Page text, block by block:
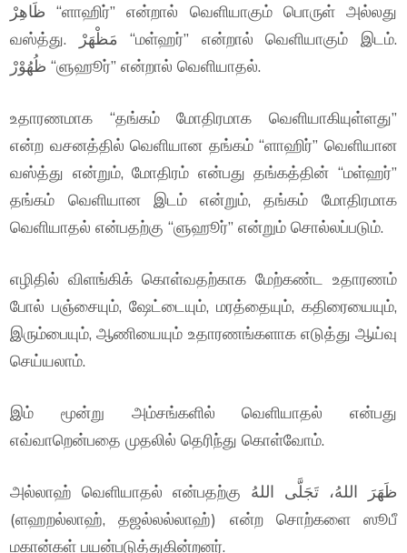
ظَاهِرْ “ளாஹிர்” என்றால் வெளியாகும் பொருள் அல்லது
வஸ்த்து. مَظْهَرْ “மள்ஹர்” என்றால் வெளியாகும் இடம்.
ظُهُوْرْ “ளுஹூர்” என்றால் வெளியாதல்.
உதாரணமாக “தங்கம் மோதிரமாக வெளியாகியுள்ளது”
என்ற வசனத்தில் வெளியான தங்கம் “ளாஹிர்” வெளியான
வஸ்த்து என்றும், மோதிரம் என்பது தங்கத்தின் “மள்ஹர்”
தங்கம் வெளியான இடம் என்றும், தங்கம் மோதிரமாக
வெளியாதல் என்பதற்கு “ளுஹூர்” என்றும் சொல்லப்படும்.
எழிதில் விளங்கிக் கொள்வதற்காக மேற்கண்ட உதாரணம்
போல் பஞ்சையும், ஷேட்டையும், மரத்தையும், கதிரையையும்,
இரும்பையும், ஆணியையும் உதாரணங்களாக எடுத்து ஆய்வு
செய்யலாம்.
இம் மூன்று அம்சங்களில் வெளியாதல் என்பது
எவ்வாறென்பதை முதலில் தெரிந்து கொள்வோம்.
அல்லாஹ் வெளியாதல் என்பதற்கு ظَهَرَ اللهُ، تَجَلَّى اللهُ
(ளஹறல்லாஹ், தஜல்லல்லாஹ்) என்ற சொற்களை ஸூபீ
மகான்கள் பயன்படுத்துகின்றனர்.